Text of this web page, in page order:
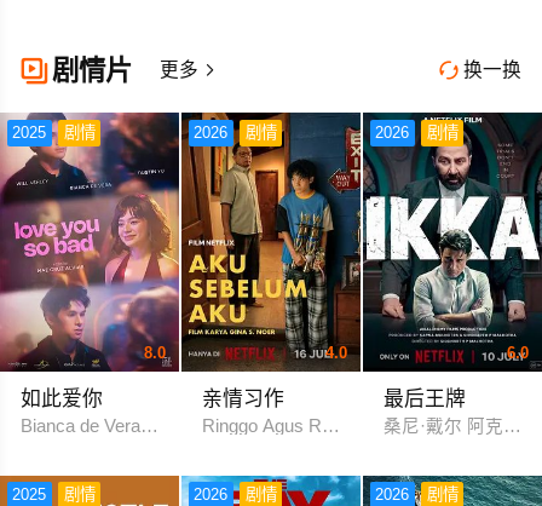
 换一换
 剧情片 更多 
2025 剧情
8.0
如此爱你
Bianca de Vera 威尔·阿什利·德莱昂
2026 剧情
4.0
亲情习作
Ringgo Agus Rahman Bima Sena
2026 剧情
6.0
最后王牌
桑尼·戴尔 阿克夏
2025 剧情 2026 剧情 2026 剧情